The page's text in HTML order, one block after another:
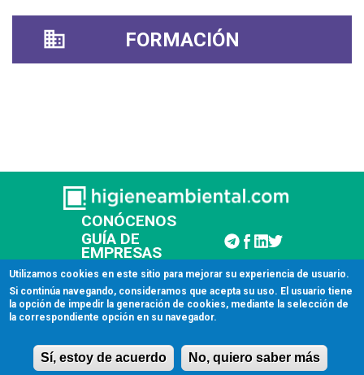
FORMACIÓN
CONÓCENOS
GUÍA DE
EMPRESAS
CONTACTAR
© 2026 Higiene Ambiental
Aviso legal
Utilizamos cookies en este sitio para mejorar su experiencia de usuario.
Si continúa navegando, consideramos que acepta su uso. El usuario tiene
la opción de impedir la generación de cookies, mediante la selección de
la correspondiente opción en su navegador.
Sí, estoy de acuerdo No, quiero saber más